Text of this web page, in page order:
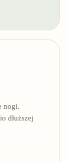
nogi.
dłuższej